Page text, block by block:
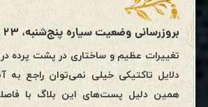
بروزرسانی وضعیت سیاره پنج‌شنبه، ۲۳ ژوئن
تغییرات عظیم و ساختاری در پشت پرده
دلایل تاکتیکی خیلی نمی‌توان راجع به
همین دلیل پست‌های این بلاگ با